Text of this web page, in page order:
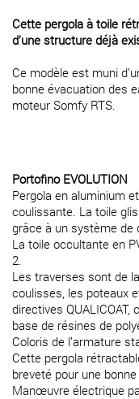
Cette pergola à toile
d’une structure déjà
Ce modèle est muni
bonne évacuation des
moteur Somfy RTS.
Portofino EVOLUTION
Pergola en aluminium
coulissante. La toile
grâce à un système de
La toile occultante en
2.
Les traverses sont de
coulisses, les poteaux
directives QUALICOAT,
base de résines de
Coloris de l’armature
Cette pergola
breveté pour une
Manœuvre électrique